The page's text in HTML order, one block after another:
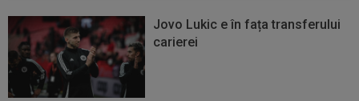
Jovo Lukic e în fața transferului
carierei